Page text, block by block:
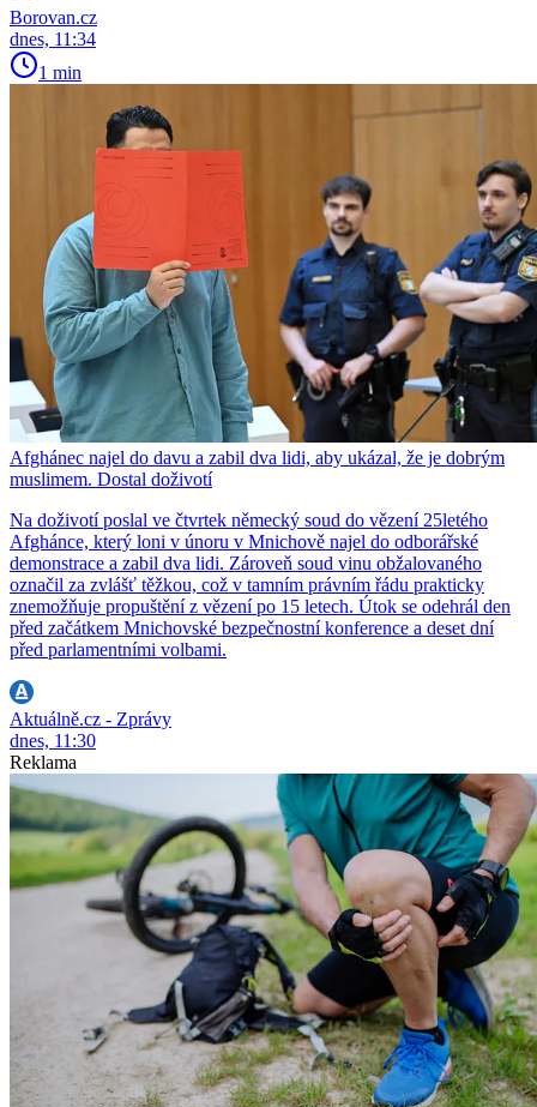
Borovan.cz
dnes, 11:34
1 min
Afghánec najel do davu a zabil dva lidi, aby ukázal, že je dobrým
muslimem. Dostal doživotí
Na doživotí poslal ve čtvrtek německý soud do vězení 25letého
Afghánce, který loni v únoru v Mnichově najel do odborářské
demonstrace a zabil dva lidi. Zároveň soud vinu obžalovaného
označil za zvlášť těžkou, což v tamním právním řádu prakticky
znemožňuje propuštění z vězení po 15 letech. Útok se odehrál den
před začátkem Mnichovské bezpečnostní konference a deset dní
před parlamentními volbami.
Aktuálně.cz - Zprávy
dnes, 11:30
Reklama